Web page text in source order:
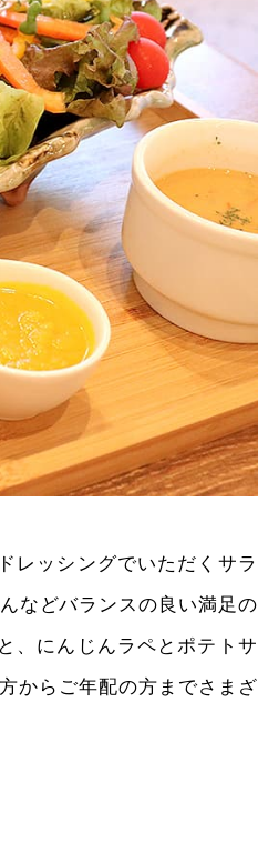
レッシングでいただくサラ
などバランスの良い満足の
、にんじんラペとポテトサ
からご年配の方までさまざ